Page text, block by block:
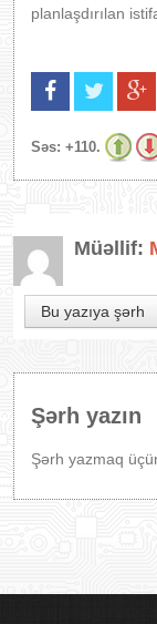
planlaşdırılan
Səs: +110.
Müəllif:
Bu yazıya şərh
Şərh yazın
Şərh yazmaq